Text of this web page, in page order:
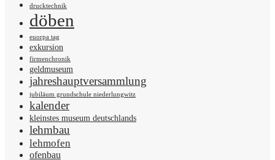
drucktechnik
döben
euorpa tag
exkursion
firmenchronik
geldmuseum
jahreshauptversammlung
jubiläum grundschule niederlungwitz
kalender
kleinstes museum deutschlands
lehmbau
lehmofen
ofenbau